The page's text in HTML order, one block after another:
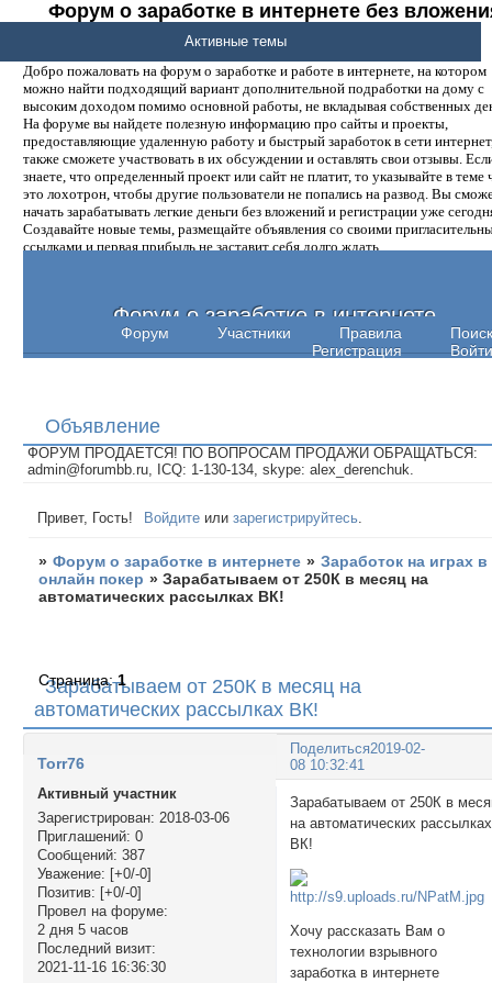
Форум о заработке в интернете без
денег.
Добро пожаловать на форум о заработке и работе в интернете, на котором
можно найти подходящий вариант дополнительной подработки на дому с
высоким доходом помимо основной работы, не вкладывая собственных
На форуме вы найдете полезную информацию про сайты и проекты,
предоставляющие удаленную работу и быстрый заработок в сети
также сможете участвовать в их обсуждении и оставлять свои отзывы.
знаете, что определенный проект или сайт не платит, то указывайте в теме
это лохотрон, чтобы другие пользователи не попались на развод. Вы
начать зарабатывать легкие деньги без вложений и регистрации уже
Создавайте новые темы, размещайте объявления со своими
ссылками и первая прибыль не заставит себя долго ждать.
Форум о заработке в интернете
Форум Участники Правила
Поиск
Регистрация
Войти
Активные темы
Объявление
ФОРУМ ПРОДАЕТСЯ! ПО ВОПРОСАМ ПРОДАЖИ ОБРАЩАТЬСЯ:
admin@forumbb.ru, ICQ: 1-130-134, skype: alex_derenchuk.
Привет, Гость! Войдите илизарегистрируйтесь
» Форум о заработке в интернете » Заработок на играх в
онлайн покер »Зарaбатываем от 250К в месяц на
автоматических рассылках ВК!
Зарaбатываем от 250К в месяц на
автоматических рассылках ВК!
Страница:1
Поделиться2019-02-
08 10:32:41
Torr76
Активный участник
Зарегистрирован: 2018-03-06
Приглашений: 0
Сообщений: 387
Уважение: [+0/-0]
Позитив: [+0/-0]
Провел на форуме:
2 дня 5 часов
Последний визит:
2021-11-16 16:36:30
Зарaбатываем от 250К в
на автоматических рассылках
ВК!
Хочу рассказать Вам о
технологии взрывного
зaработка в интернете